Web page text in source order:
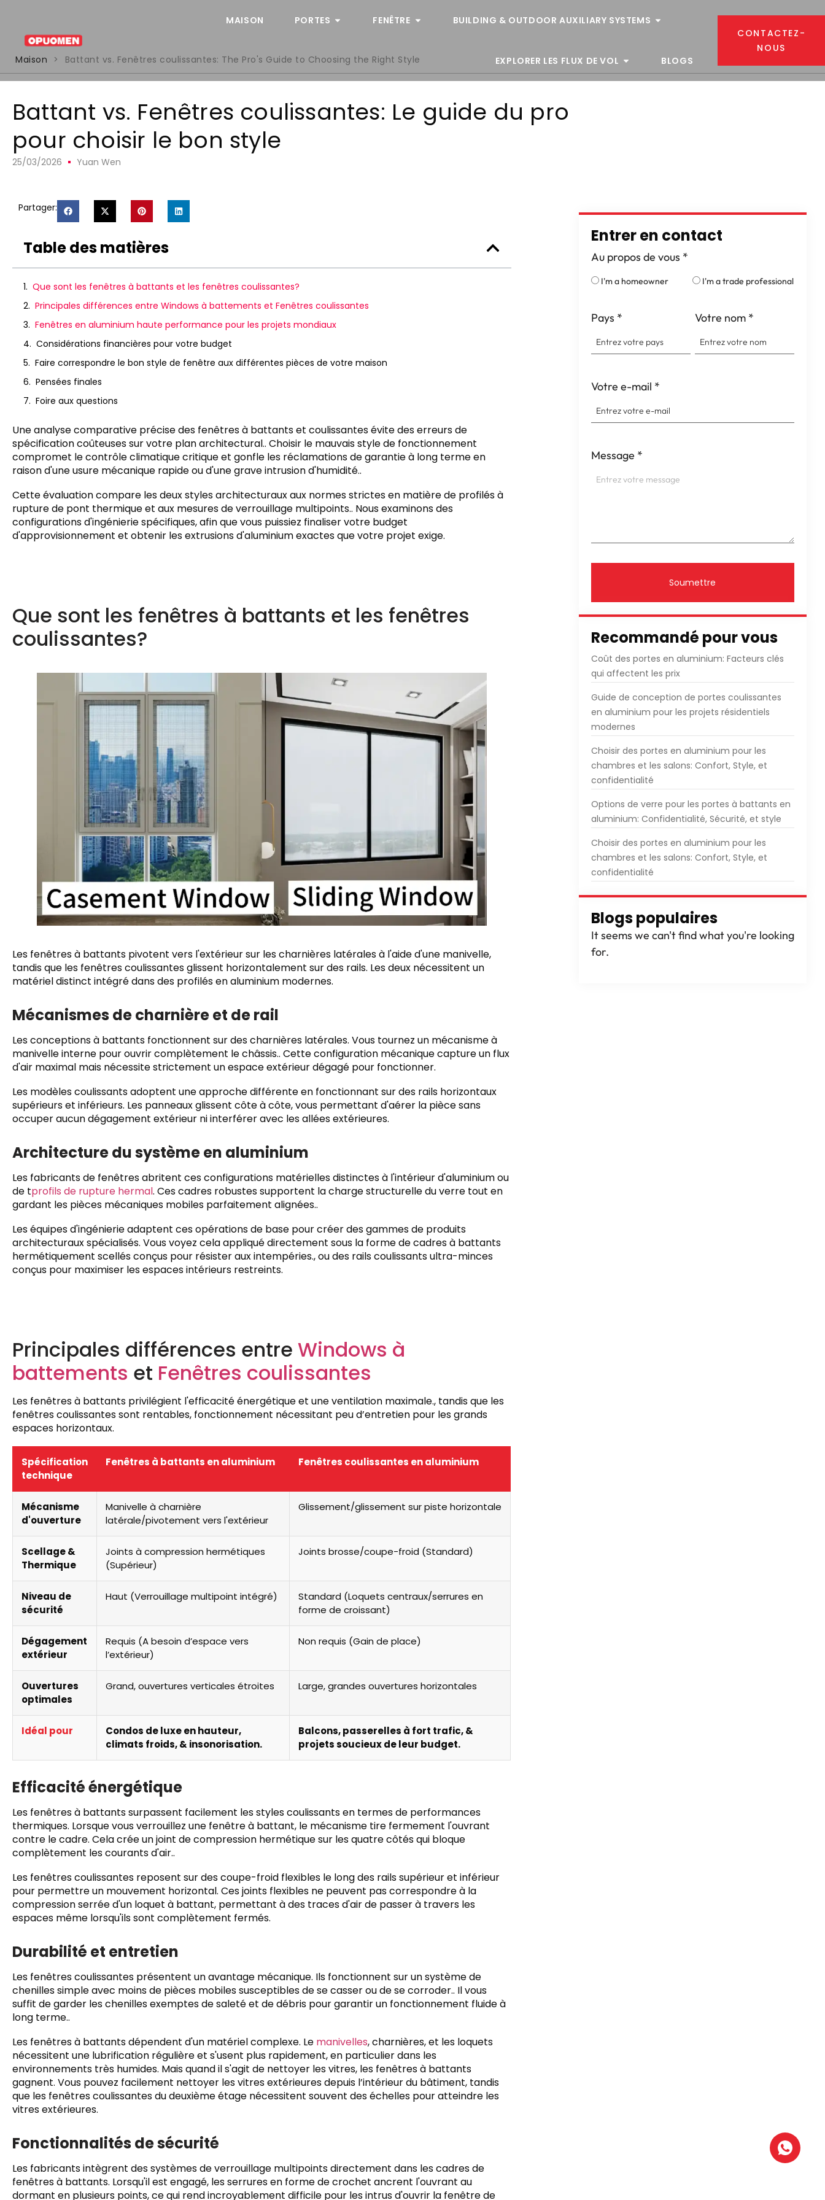
MAISON PORTES FENÊTRE BUILDING & OUTDOOR AUXILIARY SYSTEMS
EXPLORER LES FLUX DE VOL BLOGS
CONTACTEZ-
NOUS
Maison
> Battant vs. Fenêtres coulissantes: The Pro's Guide to Choosing the Right Style
Battant vs. Fenêtres coulissantes: Le guide du pro
pour choisir le bon style
25/03/2026 Yuan Wen
Partager:
Table des matières
Que sont les fenêtres à battants et les fenêtres coulissantes?
Principales différences entre Windows à battements et Fenêtres coulissantes
Fenêtres en aluminium haute performance pour les projets mondiaux
Considérations financières pour votre budget
Faire correspondre le bon style de fenêtre aux différentes pièces de votre maison
Pensées finales
Foire aux questions
Une analyse comparative précise des fenêtres à battants et coulissantes évite des erreurs de
spécification coûteuses sur votre plan architectural.. Choisir le mauvais style de fonctionnement
compromet le contrôle climatique critique et gonfle les réclamations de garantie à long terme en
raison d'une usure mécanique rapide ou d'une grave intrusion d'humidité..
Cette évaluation compare les deux styles architecturaux aux normes strictes en matière de profilés à
rupture de pont thermique et aux mesures de verrouillage multipoints.. Nous examinons des
configurations d'ingénierie spécifiques, afin que vous puissiez finaliser votre budget
d'approvisionnement et obtenir les extrusions d'aluminium exactes que votre projet exige.
Que sont les fenêtres à battants et les fenêtres
coulissantes?
Les fenêtres à battants pivotent vers l'extérieur sur les charnières latérales à l'aide d'une manivelle,
tandis que les fenêtres coulissantes glissent horizontalement sur des rails. Les deux nécessitent un
matériel distinct intégré dans des profilés en aluminium modernes.
Mécanismes de charnière et de rail
Les conceptions à battants fonctionnent sur des charnières latérales. Vous tournez un mécanisme à
manivelle interne pour ouvrir complètement le châssis.. Cette configuration mécanique capture un flux
d'air maximal mais nécessite strictement un espace extérieur dégagé pour fonctionner.
Les modèles coulissants adoptent une approche différente en fonctionnant sur des rails horizontaux
supérieurs et inférieurs. Les panneaux glissent côte à côte, vous permettant d'aérer la pièce sans
occuper aucun dégagement extérieur ni interférer avec les allées extérieures.
Architecture du système en aluminium
Les fabricants de fenêtres abritent ces configurations matérielles distinctes à l'intérieur d'aluminium ou
de tprofils de rupture hermal. Ces cadres robustes supportent la charge structurelle du verre tout en
gardant les pièces mécaniques mobiles parfaitement alignées..
Les équipes d'ingénierie adaptent ces opérations de base pour créer des gammes de produits
architecturaux spécialisés. Vous voyez cela appliqué directement sous la forme de cadres à battants
hermétiquement scellés conçus pour résister aux intempéries., ou des rails coulissants ultra-minces
conçus pour maximiser les espaces intérieurs restreints.
Principales différences entre Windows à
battements et Fenêtres coulissantes
Les fenêtres à battants privilégient l'efficacité énergétique et une ventilation maximale., tandis que les
fenêtres coulissantes sont rentables, fonctionnement nécessitant peu d’entretien pour les grands
espaces horizontaux.
Spécification
technique
Fenêtres à battants en aluminium Fenêtres coulissantes en aluminium
Mécanisme
d'ouverture
Manivelle à charnière
latérale/pivotement vers l'extérieur
Glissement/glissement sur piste horizontale
Scellage &
Thermique
Joints à compression hermétiques
(Supérieur)
Joints brosse/coupe-froid (Standard)
Niveau de
sécurité
Haut (Verrouillage multipoint intégré)
Standard (Loquets centraux/serrures en
forme de croissant)
Dégagement
extérieur
Requis (A besoin d’espace vers
l’extérieur)
Non requis (Gain de place)
Ouvertures
optimales
Grand, ouvertures verticales étroites Large, grandes ouvertures horizontales
Idéal pour
Condos de luxe en hauteur,
climats froids, & insonorisation.
Balcons, passerelles à fort trafic, &
projets soucieux de leur budget.
Efficacité énergétique
Les fenêtres à battants surpassent facilement les styles coulissants en termes de performances
thermiques. Lorsque vous verrouillez une fenêtre à battant, le mécanisme tire fermement l'ouvrant
contre le cadre. Cela crée un joint de compression hermétique sur les quatre côtés qui bloque
complètement les courants d'air..
Les fenêtres coulissantes reposent sur des coupe-froid flexibles le long des rails supérieur et inférieur
pour permettre un mouvement horizontal. Ces joints flexibles ne peuvent pas correspondre à la
compression serrée d'un loquet à battant, permettant à des traces d'air de passer à travers les
espaces même lorsqu'ils sont complètement fermés.
Durabilité et entretien
Les fenêtres coulissantes présentent un avantage mécanique. Ils fonctionnent sur un système de
chenilles simple avec moins de pièces mobiles susceptibles de se casser ou de se corroder.. Il vous
suffit de garder les chenilles exemptes de saleté et de débris pour garantir un fonctionnement fluide à
long terme..
Les fenêtres à battants dépendent d'un matériel complexe. Le manivelles, charnières, et les loquets
nécessitent une lubrification régulière et s'usent plus rapidement, en particulier dans les
environnements très humides. Mais quand il s'agit de nettoyer les vitres, les fenêtres à battants
gagnent. Vous pouvez facilement nettoyer les vitres extérieures depuis l’intérieur du bâtiment, tandis
que les fenêtres coulissantes du deuxième étage nécessitent souvent des échelles pour atteindre les
vitres extérieures.
Fonctionnalités de sécurité
Les fabricants intègrent des systèmes de verrouillage multipoints directement dans les cadres de
fenêtres à battants. Lorsqu'il est engagé, les serrures en forme de crochet ancrent l'ouvrant au
dormant en plusieurs points, ce qui rend incroyablement difficile pour les intrus d'ouvrir la fenêtre de
Entrer en contact
Au propos de vous *
I'm a homeowner I'm a trade professional
Pays * Votre nom *
Votre e-mail *
Message *
Soumettre
Recommandé pour vous
Coût des portes en aluminium: Facteurs clés
qui affectent les prix
Guide de conception de portes coulissantes
en aluminium pour les projets résidentiels
modernes
Choisir des portes en aluminium pour les
chambres et les salons: Confort, Style, et
confidentialité
Options de verre pour les portes à battants en
aluminium: Confidentialité, Sécurité, et style
Choisir des portes en aluminium pour les
chambres et les salons: Confort, Style, et
confidentialité
Blogs populaires
It seems we can't find what you're looking
for.